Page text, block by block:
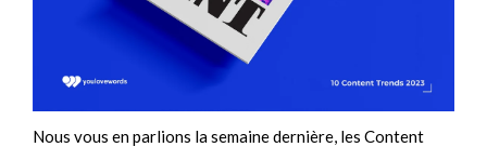
Nous vous en parlions la semaine dernière, les Content